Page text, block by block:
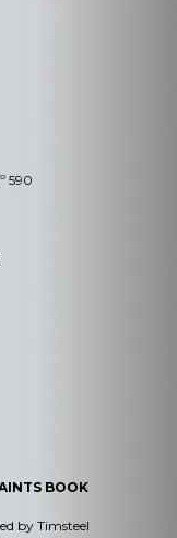
590
BOOK
by Timsteel